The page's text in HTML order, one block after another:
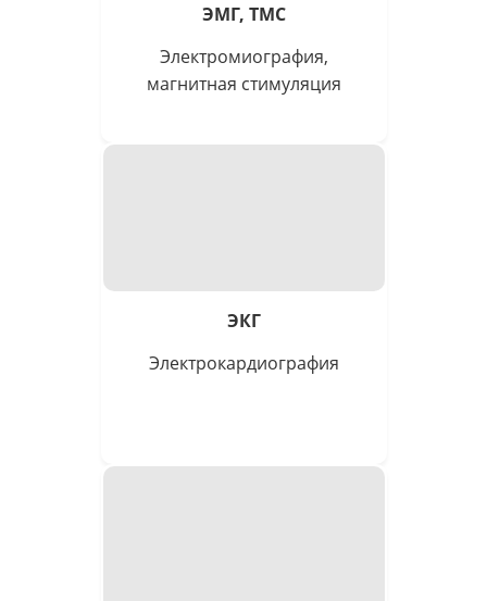
ЭМГ, ТМС
Электром­иография,
магнитная стимуляция
ЭКГ
Электро­кардиография